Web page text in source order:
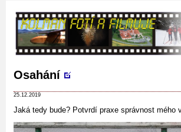
Osahání
25.12.2019
Jaká tedy bude? Potvrdí praxe správnost mého